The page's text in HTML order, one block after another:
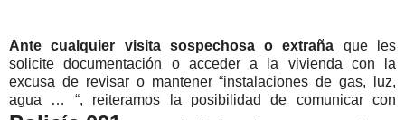
Ante cualquier visita sospechosa o extraña que les
solicite documentación o acceder a la vivienda con la
excusa de revisar o mantener “instalaciones de gas, luz,
agua … “, reiteramos la posibilidad de comunicar con